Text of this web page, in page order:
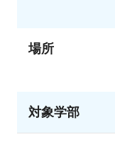
場所
対象学部